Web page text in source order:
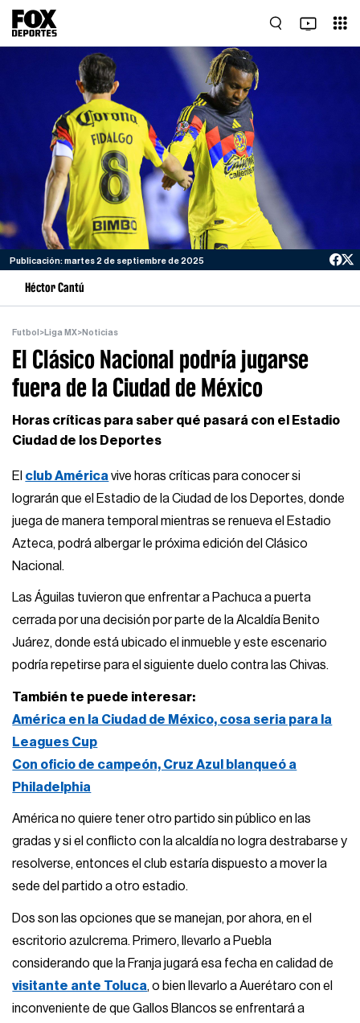
Publicación: martes 2 de septiembre de 2025
Héctor Cantú
Futbol >Liga MX>Noticias
El Clásico Nacional podría jugarse
fuera de la Ciudad de México
Horas críticas para saber qué pasará con el Estadio
Ciudad de los Deportes
El club América vive horas críticas para conocer si
lograrán que el Estadio de la Ciudad de los Deportes, donde
juega de manera temporal mientras se renueva el Estadio
Azteca, podrá albergar le próxima edición del Clásico
Nacional.
Las Águilas tuvieron que enfrentar a Pachuca a puerta
cerrada por una decisión por parte de la Alcaldía Benito
Juárez, donde está ubicado el inmueble y este escenario
podría repetirse para el siguiente duelo contra las Chivas.
También te puede interesar:
América en la Ciudad de México, cosa seria para la
Leagues Cup
Con oficio de campeón, Cruz Azul blanqueó a
Philadelphia
América no quiere tener otro partido sin público en las
gradas y si el conflicto con la alcaldía no logra destrabarse y
resolverse, entonces el club estaría dispuesto a mover la
sede del partido a otro estadio.
Dos son las opciones que se manejan, por ahora, en el
escritorio azulcrema. Primero, llevarlo a Puebla
considerando que la Franja jugará esa fecha en calidad de
visitante ante Toluca, o bien llevarlo a Auerétaro con el
inconveniente de que Gallos Blancos se enfrentará a